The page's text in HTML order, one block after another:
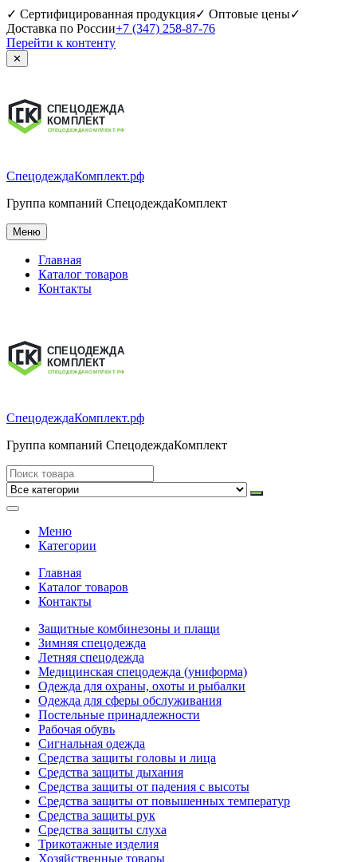
✓ Сертифицированная продукция✓ Оптовые цены✓
Доставка по России+7 (347) 258-87-76
Перейти к контенту
✕
СпецодеждаКомплект.рф
Группа компаний СпецодеждаКомплект
Меню
Главная
Каталог товаров
Контакты
СпецодеждаКомплект.рф
Группа компаний СпецодеждаКомплект
Меню
Категории
Главная
Каталог товаров
Контакты
Защитные комбинезоны и плащи
Зимняя спецодежда
Летняя спецодежда
Медицинская спецодежда (униформа)
Одежда для охраны, охоты и рыбалки
Одежда для сферы обслуживания
Постельные принадлежности
Рабочая обувь
Сигнальная одежда
Средства защиты головы и лица
Средства защиты дыхания
Средства защиты от падения с высоты
Средства защиты от повышенных температур
Средства защиты рук
Средства защиты слуха
Трикотажные изделия
Хозяйственные товары